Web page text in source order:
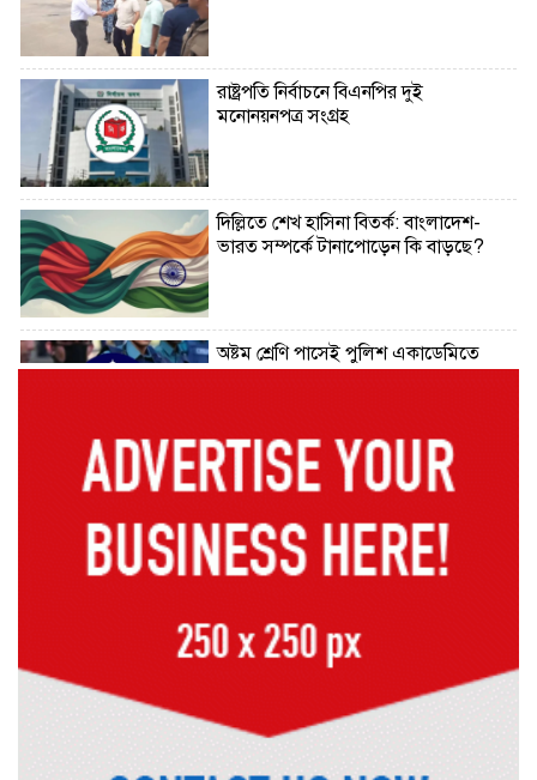
রাষ্ট্রপতি নির্বাচনে বিএনপির দুই
মনোনয়নপত্র সংগ্রহ
দিল্লিতে শেখ হাসিনা বিতর্ক: বাংলাদেশ-
ভারত সম্পর্কে টানাপোড়েন কি বাড়ছে?
অষ্টম শ্রেণি পাসেই পুলিশ একাডেমিতে
কক্সবাজারের পথে প্রধানমন্ত্রী
চাঞ্চল্যকর ধর্ষণচেষ্টা মামলার পলাতক
আসামি গ্রেফতার
পাঁচতলার কার্নিশে আটকা মাদ্রাসাছাত্রীকে